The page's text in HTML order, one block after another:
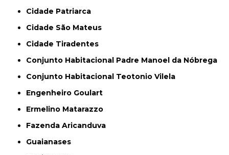
Cidade Patriarca
Cidade São Mateus
Cidade Tiradentes
Conjunto Habitacional Padre Manoel da Nóbrega
Conjunto Habitacional Teotonio Vilela
Engenheiro Goulart
Ermelino Matarazzo
Fazenda Aricanduva
Guaianases